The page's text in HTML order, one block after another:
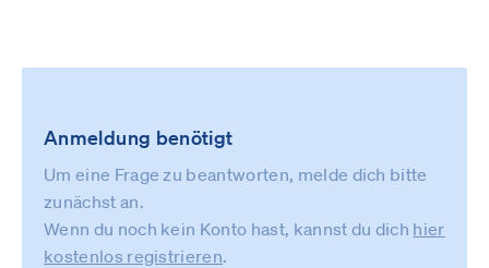
Anmeldung benötigt
Um eine Frage zu beantworten, melde dich bitte
zunächst an.
Wenn du noch kein Konto hast, kannst du dich hier
kostenlos registrieren.